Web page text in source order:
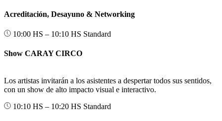
Acreditación, Desayuno & Networking
10:00 HS – 10:10 HS Standard
Show CARAY CIRCO
Los artistas invitarán a los asistentes a despertar todos sus sentidos,
con un show de alto impacto visual e interactivo.
10:10 HS – 10:20 HS Standard